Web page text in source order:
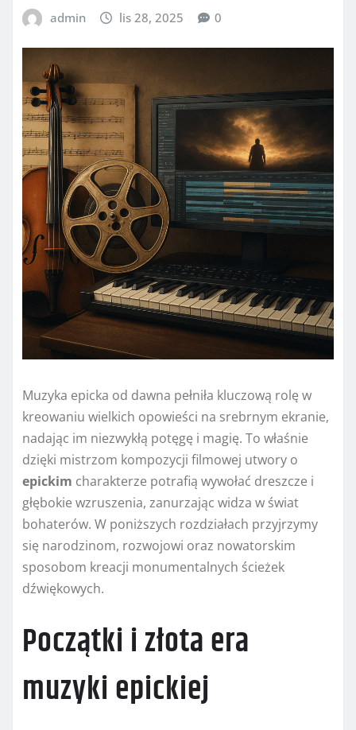
admin lis 28, 2025 0
Muzyka epicka od dawna pełniła kluczową rolę w
kreowaniu wielkich opowieści na srebrnym ekranie,
nadając im niezwykłą potęgę i magię. To właśnie
dzięki mistrzom kompozycji filmowej utwory o
epickim charakterze potrafią wywołać dreszcze i
głębokie wzruszenia, zanurzając widza w świat
bohaterów. W poniższych rozdziałach przyjrzymy
się narodzinom, rozwojowi oraz nowatorskim
sposobom kreacji monumentalnych ścieżek
dźwiękowych.
Początki i złota era
muzyki epickiej